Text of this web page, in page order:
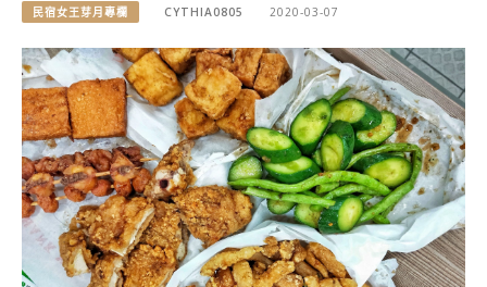
民宿女王芽月專欄 CYTHIA0805 2020-03-07